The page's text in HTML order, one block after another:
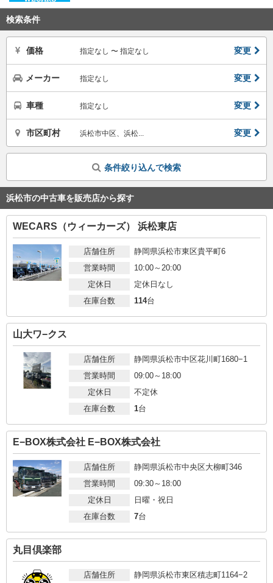
検索条件
価格 指定なし 〜 指定なし 変更
メーカー 指定なし 変更
車種 指定なし 変更
市区町村 浜松市中区、浜松... 変更
条件絞り込んで検索
浜松市の中古車を販売店から探す
WECARS（ウィーカーズ） 浜松東店
店舗住所
静岡県浜松市東区貴平町6
営業時間
10:00～20:00
定休日
定休日なし
在庫台数
114台
山大ワ−クス
店舗住所
静岡県浜松市中区花川町1680−1
営業時間
09:00～18:00
定休日
不定休
在庫台数
1台
E−BOX株式会社 E−BOX株式会社
店舗住所
静岡県浜松市中央区大柳町346
営業時間
09:30～18:00
定休日
日曜・祝日
在庫台数
7台
丸目倶楽部
店舗住所 静岡県浜松市東区積志町1164−2